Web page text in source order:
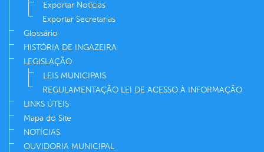
Exportar Notícias
Exportar Secretarias
Glossário
HISTÓRIA DE INGAZEIRA
LEGISLAÇÃO
LEIS MUNICIPAIS
REGULAMENTAÇÃO LEI DE ACESSO À INFORMAÇÃO
LINKS ÚTEIS
Mapa do Site
NOTÍCIAS
OUVIDORIA MUNICIPAL